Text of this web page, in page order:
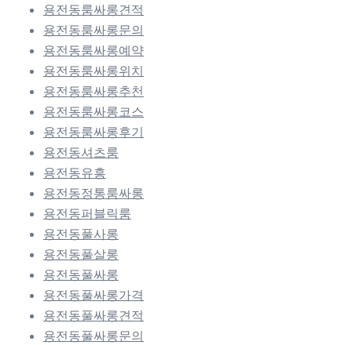
용전동룸싸롱견적
용전동룸싸롱문의
용전동룸싸롱예약
용전동룸싸롱위치
용전동룸싸롱추천
용전동룸싸롱코스
용전동룸싸롱후기
용전동셔츠룸
용전동유흥
용전동정통룸싸롱
용전동퍼블릭룸
용전동풀사롱
용전동풀살롱
용전동풀싸롱
용전동풀싸롱가격
용전동풀싸롱견적
용전동풀싸롱문의